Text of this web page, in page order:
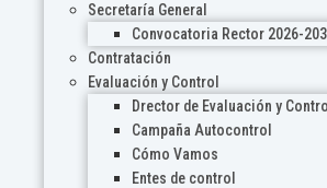
Secretaría General
Convocatoria Rector 2026-
Contratación
Evaluación y Control
Drector de Evaluación y Control
Campaña Autocontrol
Cómo Vamos
Entes de control